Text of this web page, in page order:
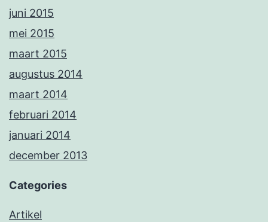
juni 2015
mei 2015
maart 2015
augustus 2014
maart 2014
februari 2014
januari 2014
december 2013
Categories
Artikel